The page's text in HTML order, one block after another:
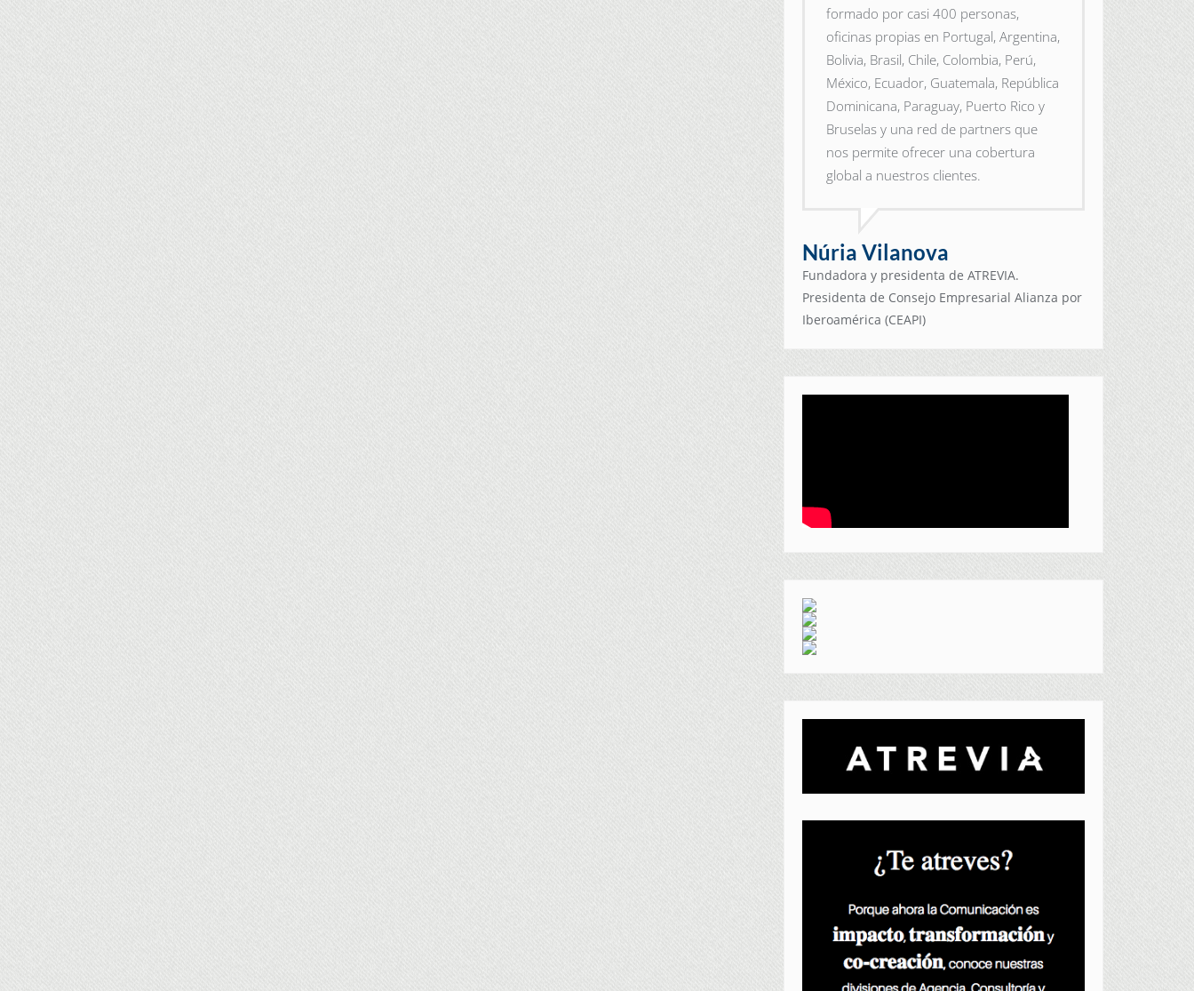
formado por casi 400 personas,
oficinas propias en Portugal, Argentina,
Bolivia, Brasil, Chile, Colombia, Perú,
México, Ecuador, Guatemala, República
Dominicana, Paraguay, Puerto Rico y
Bruselas y una red de partners que
nos permite ofrecer una cobertura
global a nuestros clientes.
Núria Vilanova
Fundadora y presidenta de ATREVIA.
Presidenta de Consejo Empresarial Alianza por
Iberoamérica (CEAPI)